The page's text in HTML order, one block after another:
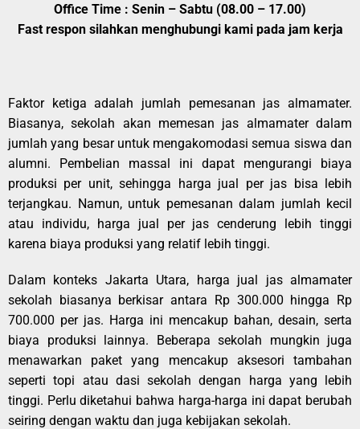
Office Time : Senin – Sabtu (08.00 – 17.00)
Fast respon silahkan menghubungi kami pada jam kerja
Faktor ketiga adalah jumlah pemesanan jas almamater.
Biasanya, sekolah akan memesan jas almamater dalam
jumlah yang besar untuk mengakomodasi semua siswa dan
alumni. Pembelian massal ini dapat mengurangi biaya
produksi per unit, sehingga harga jual per jas bisa lebih
terjangkau. Namun, untuk pemesanan dalam jumlah kecil
atau individu, harga jual per jas cenderung lebih tinggi
karena biaya produksi yang relatif lebih tinggi.
Dalam konteks Jakarta Utara, harga jual jas almamater
sekolah biasanya berkisar antara Rp 300.000 hingga Rp
700.000 per jas. Harga ini mencakup bahan, desain, serta
biaya produksi lainnya. Beberapa sekolah mungkin juga
menawarkan paket yang mencakup aksesori tambahan
seperti topi atau dasi sekolah dengan harga yang lebih
tinggi. Perlu diketahui bahwa harga-harga ini dapat berubah
seiring dengan waktu dan juga kebijakan sekolah.